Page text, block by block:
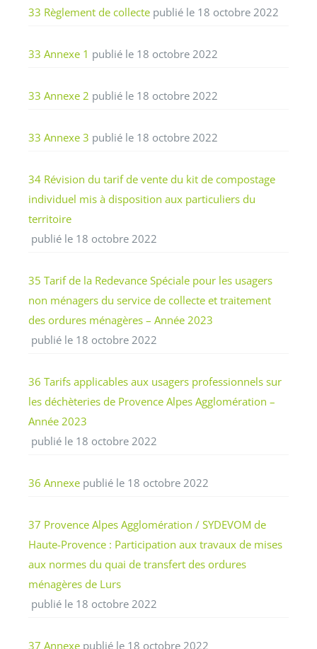
33 Règlement de collecte publié le 18 octobre 2022
33 Annexe 1 publié le 18 octobre 2022
33 Annexe 2 publié le 18 octobre 2022
33 Annexe 3 publié le 18 octobre 2022
34 Révision du tarif de vente du kit de compostage
individuel mis à disposition aux particuliers du
territoire
publié le 18 octobre 2022
35 Tarif de la Redevance Spéciale pour les usagers
non ménagers du service de collecte et traitement
des ordures ménagères – Année 2023
publié le 18 octobre 2022
36 Tarifs applicables aux usagers professionnels sur
les déchèteries de Provence Alpes Agglomération –
Année 2023
publié le 18 octobre 2022
36 Annexe publié le 18 octobre 2022
37 Provence Alpes Agglomération / SYDEVOM de
Haute-Provence : Participation aux travaux de mises
aux normes du quai de transfert des ordures
ménagères de Lurs
publié le 18 octobre 2022
37 Annexe publié le 18 octobre 2022